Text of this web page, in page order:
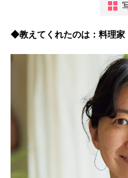
◆教えてくれたのは：料理家